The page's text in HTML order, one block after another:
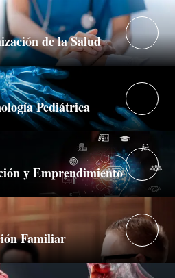
de la Salud
Pediátrica
y Emprendimiento
Familiar